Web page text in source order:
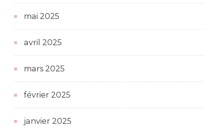
mai 2025
avril 2025
mars 2025
février 2025
janvier 2025